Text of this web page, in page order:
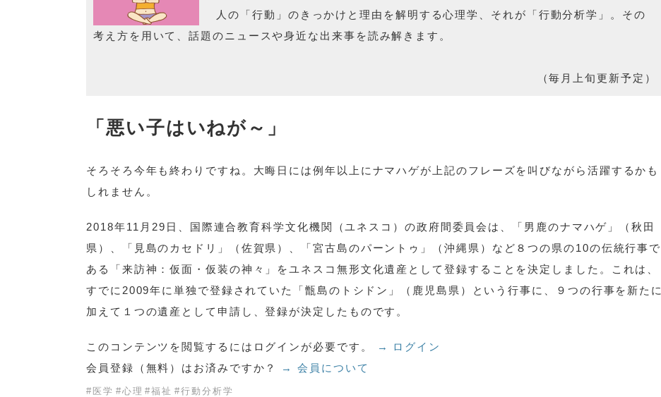
人の「行動」のきっかけと理由を解明する心理学、それが「行動分析学」。その
考え方を用いて、話題のニュースや身近な出来事を読み解きます。
（毎月上旬更新予定）
「悪い子はいねが～」
そろそろ今年も終わりですね。大晦日には例年以上にナマハゲが上記のフレーズを叫びながら活躍するかも
しれません。
2018年11月29日、国際連合教育科学文化機関（ユネスコ）の政府間委員会は、「男鹿のナマハゲ」（秋田
県）、「見島のカセドリ」（佐賀県）、「宮古島のパーントゥ」（沖縄県）など８つの県の10の伝統行事で
ある「来訪神：仮面・仮装の神々」をユネスコ無形文化遺産として登録することを決定しました。これは、
すでに2009年に単独で登録されていた「甑島のトシドン」（鹿児島県）という行事に、９つの行事を新たに
加えて１つの遺産として申請し、登録が決定したものです。
このコンテンツを閲覧するにはログインが必要です。
→ ログイン
会員登録（無料）はお済みですか？
→ 会員について
# 医学 #心理 #福祉 #行動分析学